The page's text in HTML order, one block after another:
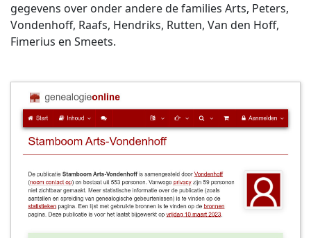
gegevens over onder andere de families Arts, Peters,
Vondenhoff, Raafs, Hendriks, Rutten, Van den Hoff,
Fimerius en Smeets.